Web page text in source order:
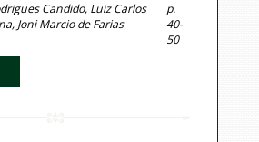
Candido, Luiz Carlos
Joni Marcio de Farias
p.
40-
50